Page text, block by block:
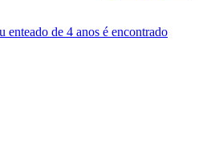
enteado de 4 anos é encontrado